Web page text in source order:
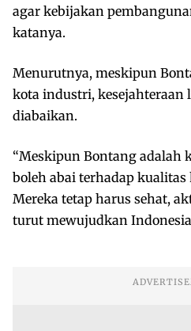
agar kebijakan
katanya.
Menurutnya, meskipun
kota industri, kesejahteraan
diabaikan.
“Meskipun Bontang adalah
boleh abai terhadap
Mereka tetap harus sehat,
turut mewujudkan Indonesia